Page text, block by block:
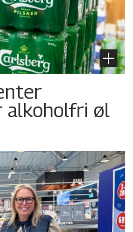
alkoholfri øl